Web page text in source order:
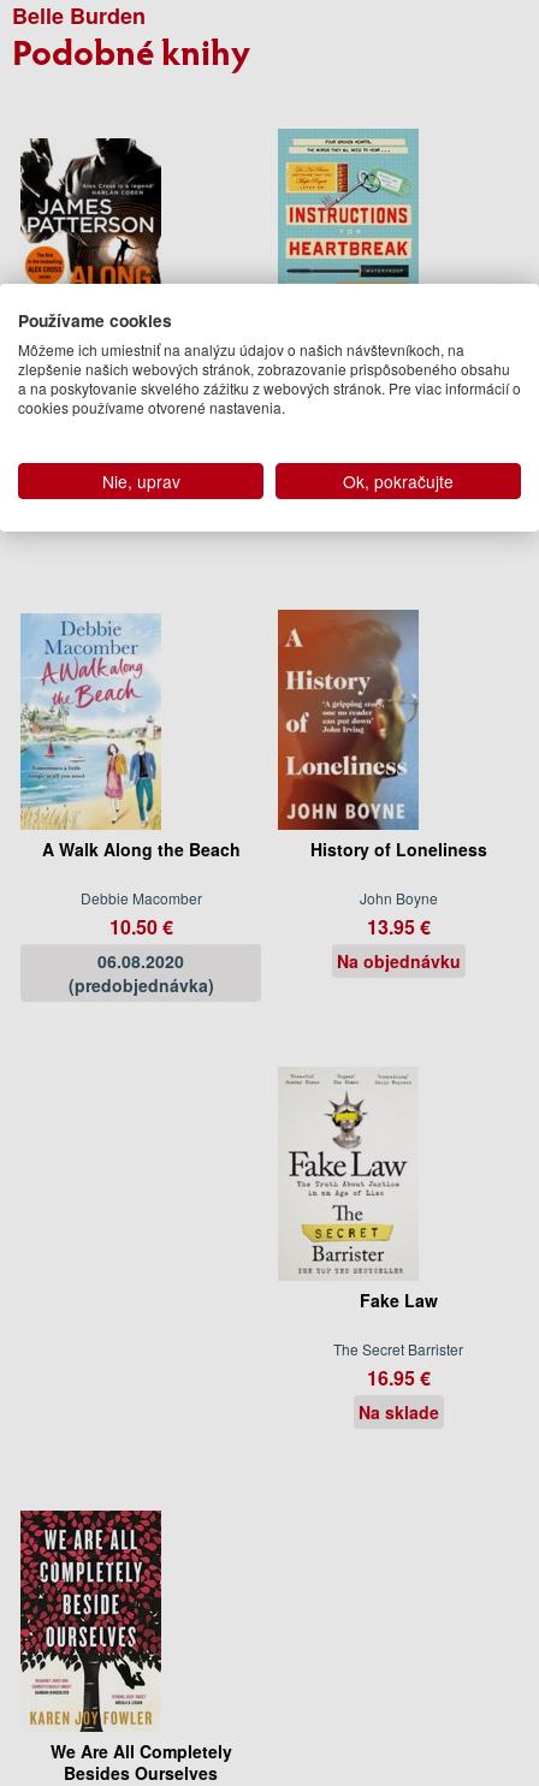
Belle Burden
Podobné knihy
Along Came a Spider
Na objednávku
Instructions for Heartbreak
28.08.2025
A Walk Along the Beach
Debbie Macomber
10.50 €
06.08.2020
(predobjednávka)
History of Loneliness
John Boyne
13.95 €
Na objednávku
Fake Law
The Secret Barrister
16.95 €
Na sklade
We Are All Completely
Besides Ourselves
Používame cookies
Môžeme ich umiestniť na analýzu údajov o našich návštevníkoch, na
zlepšenie našich webových stránok, zobrazovanie prispôsobeného obsahu
a na poskytovanie skvelého zážitku z webových stránok. Pre viac informácií o
cookies používame otvorené nastavenia.
Nie, uprav Ok, pokračujte